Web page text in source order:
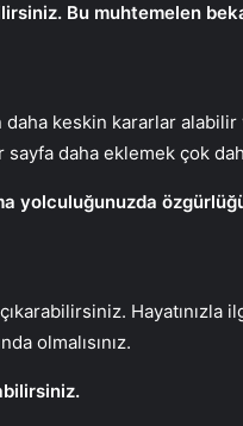
Bu muhtemelen
daha keskin kararlar
sayfa daha eklemek çok
yolculuğunuzda
olmalısınız.